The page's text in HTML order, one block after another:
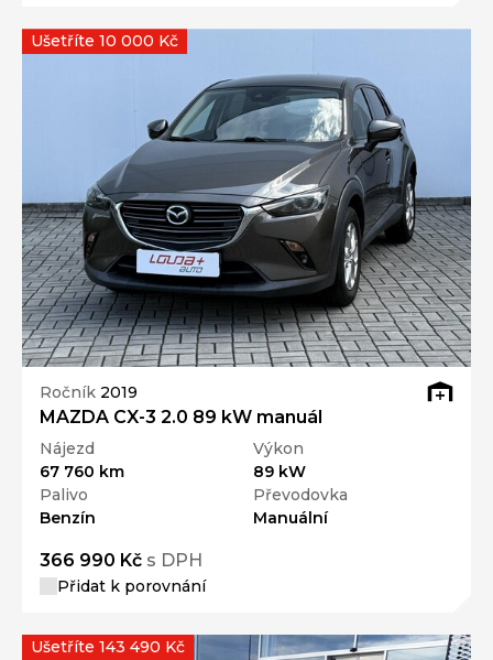
Ročník 2019
MAZDA CX-3 2.0 89 kW manuál
Nájezd
67 760 km
Výkon
89 kW
Palivo
Benzín
Převodovka
Manuální
366 990 Kč s DPH
Přidat k porovnání
Ušetříte 10 000 Kč
Ušetříte 143 490 Kč